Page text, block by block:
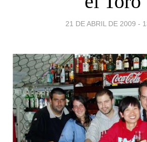
21 DE ABRIL DE 2009 -